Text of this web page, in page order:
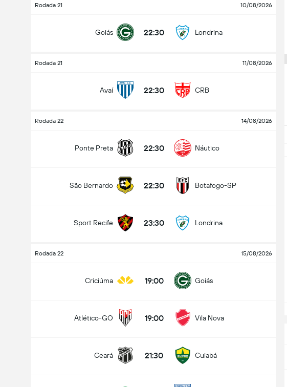
Rodada 21 10/08/2026
Goiás 22:30 Londrina
Rodada 21 11/08/2026
Avaí 22:30 CRB
Rodada 22 14/08/2026
Ponte Preta 22:30 Náutico
São Bernardo 22:30 Botafogo-SP
Sport Recife 23:30 Londrina
Rodada 22 15/08/2026
Criciúma 19:00 Goiás
Atlético-GO 19:00 Vila Nova
Ceará 21:30 Cuiabá